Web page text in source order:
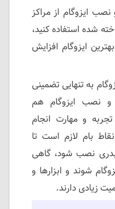
ایزوگام از مراکز
شده استفاده کنید،
ایزوگام افزایش
به تنهایی تضمینی
و نصب ایزوگام هم
و مهارت انجام
بام لازم است تا
نصب شود، گاهی
شوند و ابزارها و
زیادی دارند.